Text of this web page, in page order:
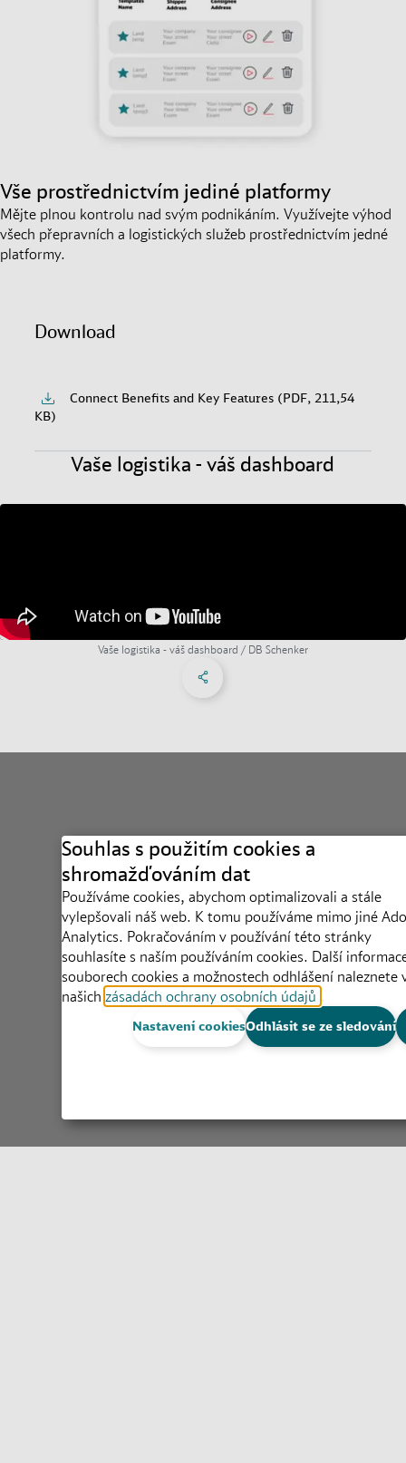
Vše prostřednictvím jediné platformy
Mějte plnou kontrolu nad svým podnikáním. Využívejte výhod
všech přepravních a logistických služeb prostřednictvím jedné
platformy.
Download
Connect Benefits and Key Features (PDF, 211,54
KB)
Vaše logistika - váš dashboard
Vaše logistika - váš dashboard / DB Schenker
Menu sociálních sítí
Souhlas s použitím cookies a
shromažďováním dat
Používáme cookies, abychom optimalizovali a stále
vylepšovali náš web. K tomu používáme mimo jiné
Analytics. Pokračováním v používání této stránky
souhlasíte s naším používáním cookies. Další
souborech cookies a možnostech odhlášení naleznete
našich zásadách ochrany osobních údajů .
Nastavení cookiesOdhlásit se ze sledování